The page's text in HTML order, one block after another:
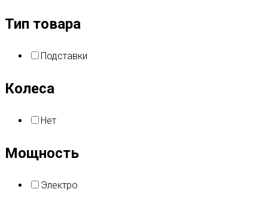
Тип товара
Подставки
Колеса
Нет
Мощность
Электро